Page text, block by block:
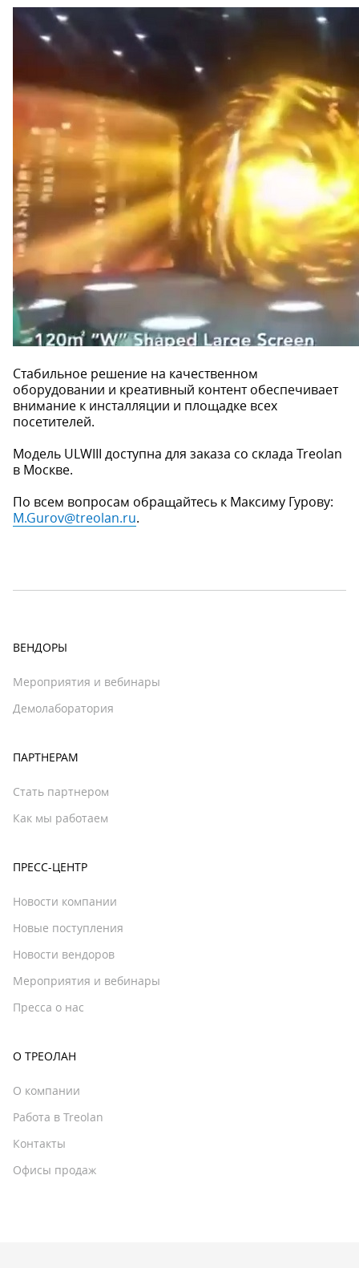
Стабильное решение на качественном
оборудовании и креативный контент обеспечивает
внимание к инсталляции и площадке всех
посетителей.
Модель ULWIII доступна для заказа со склада Treolan
в Москве.
По всем вопросам обращайтесь к Максиму Гурову:
M.Gurov@treolan.ru.
ВЕНДОРЫ
Мероприятия и вебинары
Демолаборатория
ПАРТНЕРАМ
Стать партнером
Как мы работаем
ПРЕСС-ЦЕНТР
Новости компании
Новые поступления
Новости вендоров
Мероприятия и вебинары
Пресса о нас
О ТРЕОЛАН
О компании
Работа в Treolan
Контакты
Офисы продаж